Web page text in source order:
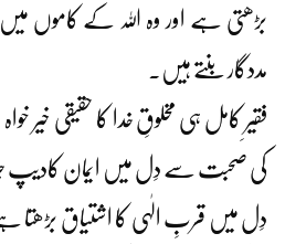
بڑھتی ہے اور وہ اللہ کے
مددگار بنتے ہیں۔
فقیرِ کامل ہی مخلوقِ خدا کا حقیقی خیر
کی صحبت سے دِل میں ایمان کادیپ
دِل میں قربِ الٰہی کا اشتیاق بڑھتا